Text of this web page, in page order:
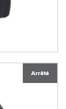
Arrêté